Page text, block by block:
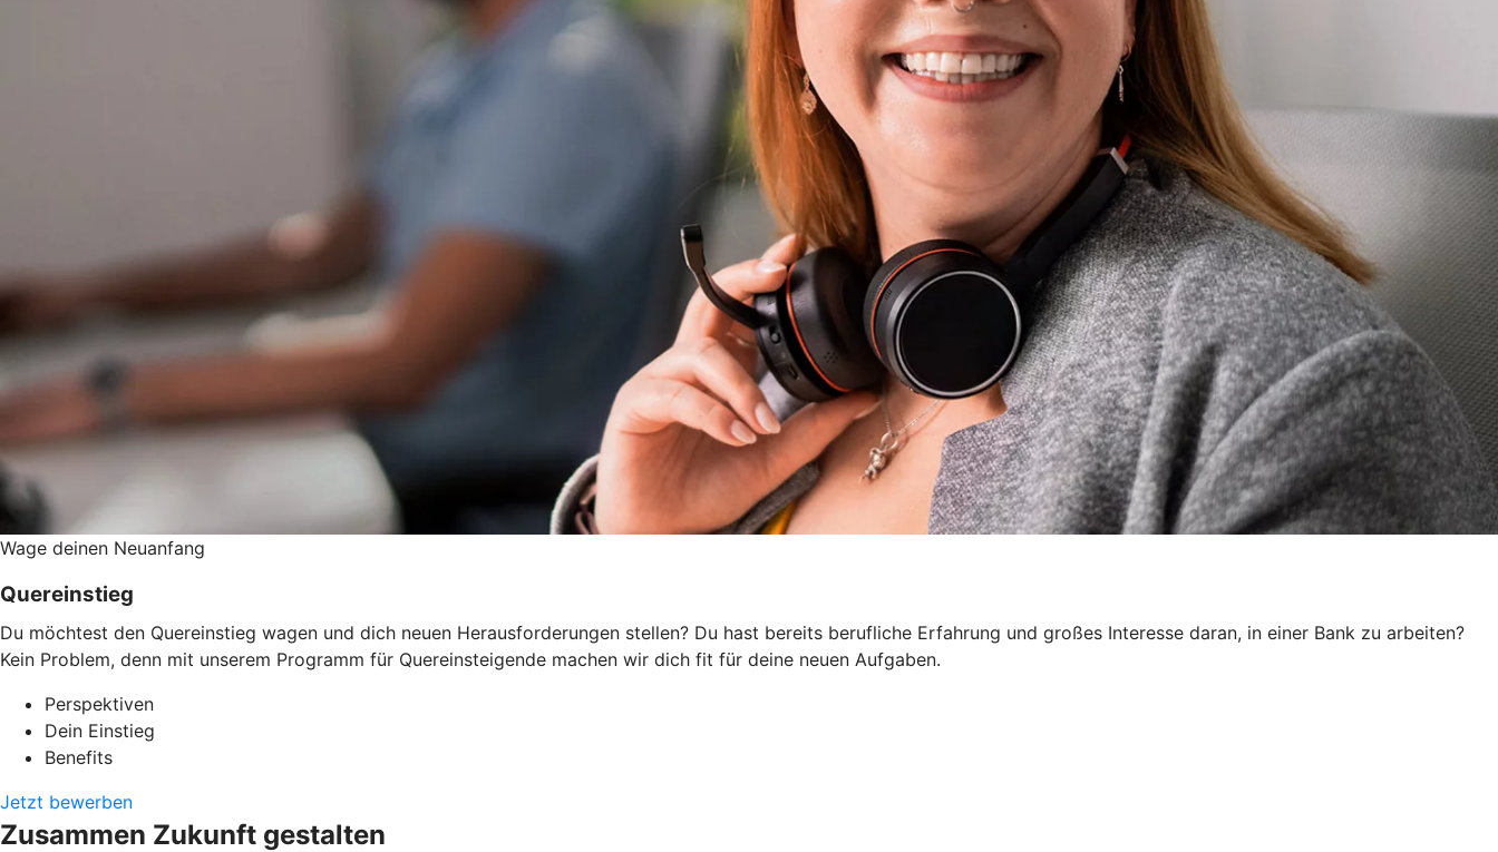
Wage deinen Neuanfang
Quereinstieg
Du möchtest den Quereinstieg wagen und dich neuen Herausforderungen stellen? Du hast bereits berufliche Erfahrung und großes Interesse daran, in einer Bank zu arbeiten?
Kein Problem, denn mit unserem Programm für Quereinsteigende machen wir dich fit für deine neuen Aufgaben.
Perspektiven
Dein Einstieg
Benefits
Jetzt bewerben
Zusammen Zukunft gestalten